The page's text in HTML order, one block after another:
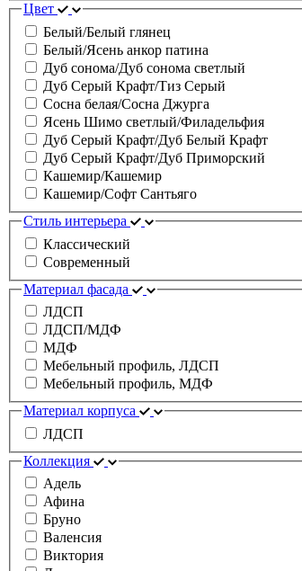
Цвет
Белый/Белый глянец
Белый/Ясень анкор патина
Дуб сонома/Дуб сонома светлый
Дуб Серый Крафт/Тиз Серый
Сосна белая/Сосна Джурга
Ясень Шимо светлый/Филадельфия
Дуб Серый Крафт/Дуб Белый Крафт
Дуб Серый Крафт/Дуб Приморский
Кашемир/Кашемир
Кашемир/Софт Сантьяго
Стиль интерьера
Классический
Современный
Материал фасада
ЛДСП
ЛДСП/МДФ
МДФ
Мебельный профиль, ЛДСП
Мебельный профиль, МДФ
Материал корпуса
ЛДСП
Коллекция
Адель
Афина
Бруно
Валенсия
Виктория